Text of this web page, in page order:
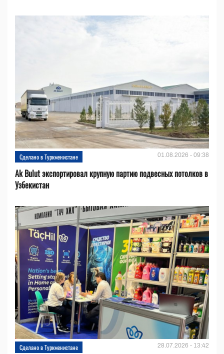
Сделано в Туркменистане 01.08.2026 - 09:38
Ak Bulut экспортировал крупную партию подвесных потолков в
Узбекистан
Сделано в Туркменистане 28.07.2026 - 13:42